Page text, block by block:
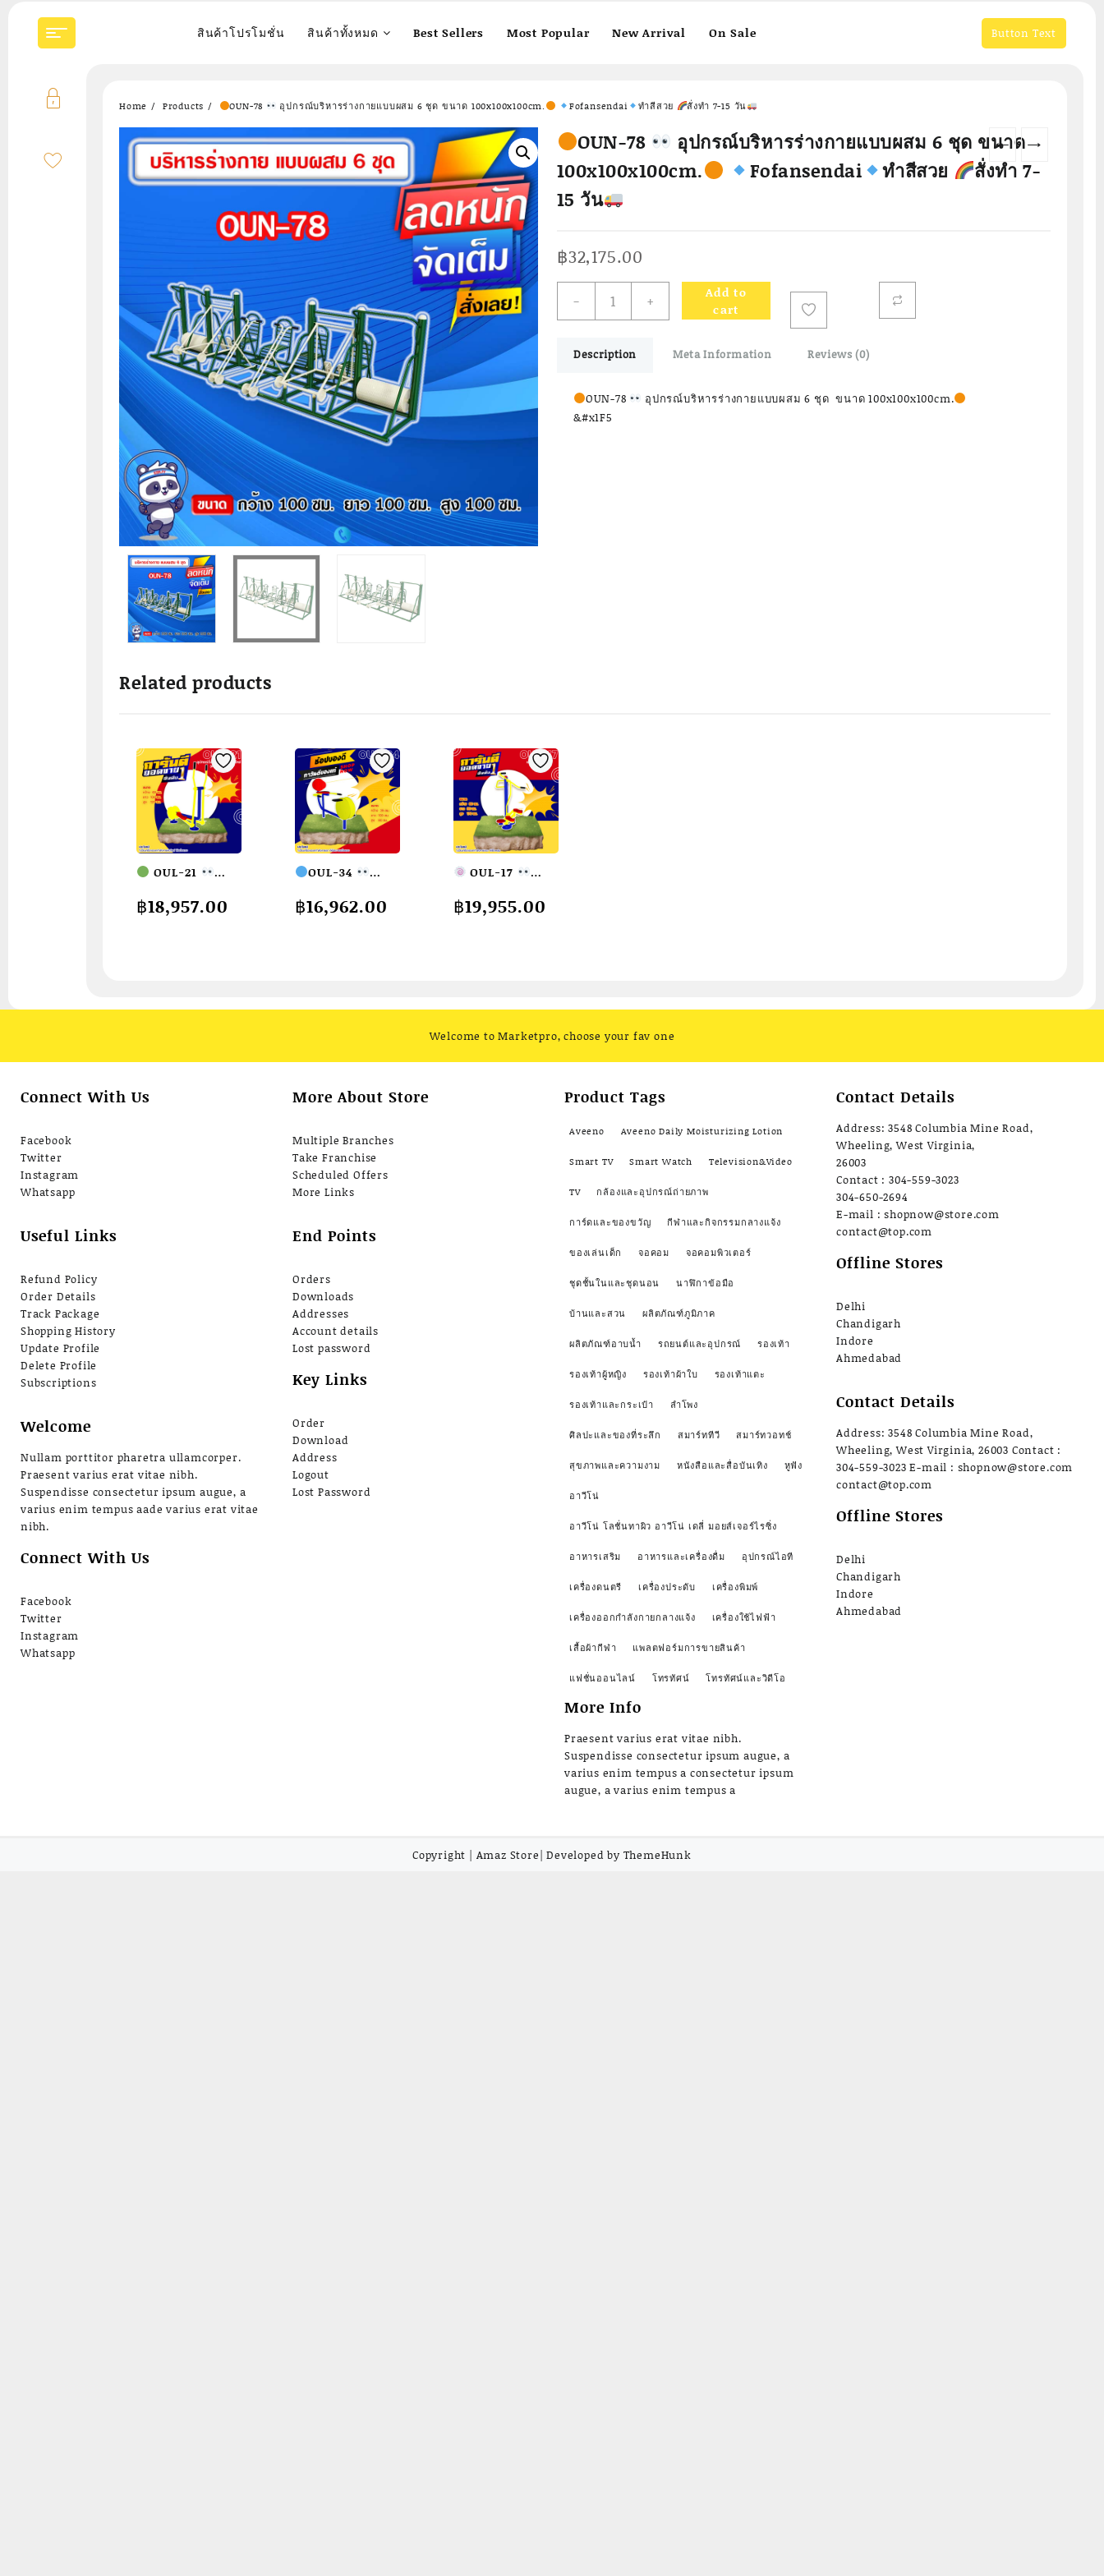
content
สินค้าโปรโมชั่น สินค้าทั้งหมด Best Sellers Most Popular New Arrival On Sale Button Text
Home Products OUN-78 อุปกรณ์บริหารร่างกายแบบผสม 6 ชุด ขนาด 100x100x100cm. Fofansendai ทำสีสวย สั่งทำ 7-15 วัน
← →
OUN-78
อุปกรณ์บริหารร่างกายแบบผสม 6 ชุด ขนาด
100x100x100cm.
Fofansendai ทำสีสวย
สั่งทำ 7-
15 วัน
฿32,175.00
-
OUN-
78
อุปกรณ์
ร่างกาย
แบบ
+
Add to
cart
Description Meta Information Reviews (0)
OUN-78
อุปกรณ์บริหารร่างกายแบบผสม 6 ชุด ขนาด 100x100x100cm.
&#x1F5
Related products
OUL-21
ระดับสลับหัวไหล่
฿18,957.00
OUL-34
จักรยาน เครื่อง
฿16,962.00
OUL-17
ย่ำเท้าสลับ เครื่อง
ทำสีสวย
สั่งทำ
฿19,955.00
Welcome to Marketpro, choose your fav one
Connect With Us
Facebook
Twitter
Instagram
Whatsapp
Useful Links
Refund Policy
Order Details
Track Package
Shopping History
Update Profile
Delete Profile
Subscriptions
Welcome
Nullam porttitor pharetra ullamcorper.
Praesent varius erat vitae nibh.
Suspendisse consectetur ipsum augue, a
varius enim tempus aade varius erat vitae
nibh.
Connect With Us
Facebook
Twitter
Instagram
Whatsapp
More About Store
Multiple Branches
Take Franchise
Scheduled Offers
More Links
End Points
Orders
Downloads
Addresses
Account details
Lost password
Key Links
Order
Download
Address
Logout
Lost Password
Product Tags
Aveeno Aveeno Daily Moisturizing Lotion
Smart TV Smart Watch Television&Video
TV กล้องและอุปกรณ์ถ่ายภาพ
การ์ดและของขวัญ กีฬาและกิจกรรมกลางแจ้ง
ของเล่นเด็ก จอคอม จอคอมพิวเตอร์
ชุดชั้นในและชุดนอน นาฬิกาข้อมือ
บ้านและสวน ผลิตภัณฑ์ภูมิภาค
ผลิตภัณฑ์อาบน้ำ รถยนต์และอุปกรณ์ รองเท้า
รองเท้าผู้หญิง รองเท้าผ้าใบ รองเท้าแตะ
รองเท้าและกระเป๋า ลำโพง
ศิลปะและของที่ระลึก สมาร์ททีวี สมาร์ทวอทช์
สุขภาพและความงาม หนังสือและสื่อบันเทิง หูฟัง
อาวีโน่
อาวีโน่ โลชั่นทาผิว อาวีโน่ เดลี่ มอยส์เจอร์ไรซิ่ง
อาหารเสริม อาหารและเครื่องดื่ม อุปกรณ์ไอที
เครื่องดนตรี เครื่องประดับ เครื่องพิมพ์
เครื่องออกกำลังกายกลางแจ้ง เครื่องใช้ไฟฟ้า
เสื้อผ้ากีฬา แพลตฟอร์มการขายสินค้า
แฟชั่นออนไลน์ โทรทัศน์ โทรทัศน์และวิดีโอ
More Info
Praesent varius erat vitae nibh.
Suspendisse consectetur ipsum augue, a
varius enim tempus a consectetur ipsum
augue, a varius enim tempus a
Contact Details
Address: 3548 Columbia Mine Road,
Wheeling, West Virginia,
26003
Contact : 304-559-3023
304-650-2694
E-mail : shopnow@store.com
contact@top.com
Offline Stores
Delhi
Chandigarh
Indore
Ahmedabad
Contact Details
Address: 3548 Columbia Mine Road,
Wheeling, West Virginia, 26003 Contact :
304-559-3023 E-mail : shopnow@store.com
contact@top.com
Offline Stores
Delhi
Chandigarh
Indore
Ahmedabad
Copyright | Amaz Store| Developed by ThemeHunk